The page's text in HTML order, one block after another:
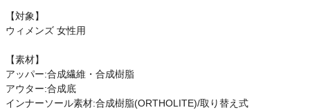
【対象】
ウィメンズ 女性用
【素材】
アッパー:合成繊維・合成樹脂
アウター:合成底
インナーソール素材:合成樹脂(ORTHOLITE)/取り替え式